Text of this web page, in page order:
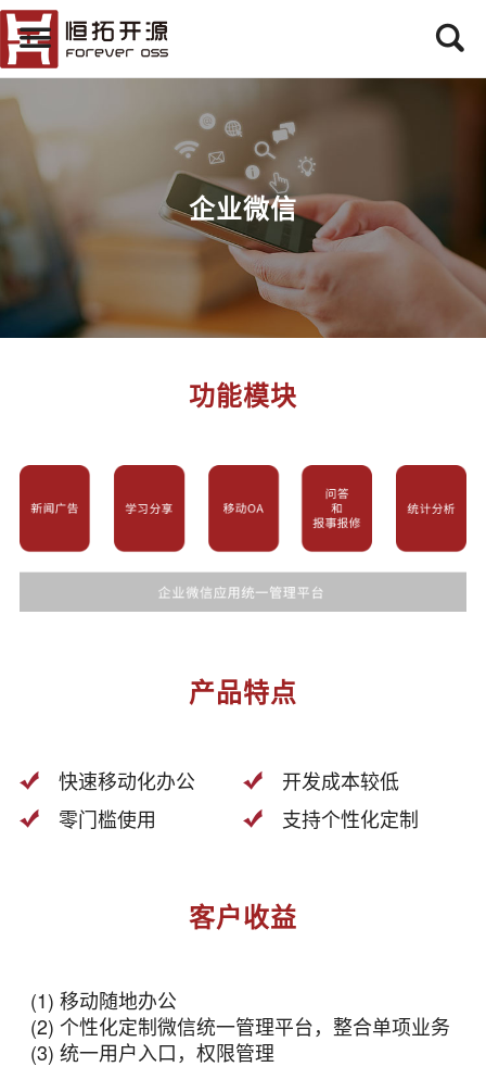
企业微信
功能模块
产品特点
快速移动化办公
开发成本较低
零门槛使用
支持个性化定制
客户收益
(1) 移动随地办公
(2) 个性化定制微信统一管理平台，整合单项业务
(3) 统一用户入口，权限管理